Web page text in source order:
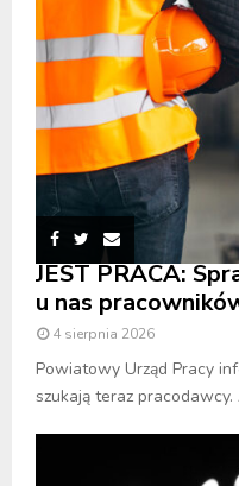
JEST PRACA:
u nas
4 sierpnia 2026
Powiatowy Urząd Pracy
szukają teraz pracodawcy.